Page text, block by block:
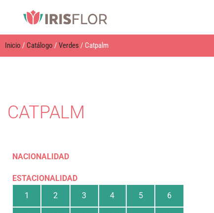
Inicio / Catálogo / Verdes / Catpalm
CATPALM
NACIONALIDAD
ESTACIONALIDAD
1
2 3 4 5 6